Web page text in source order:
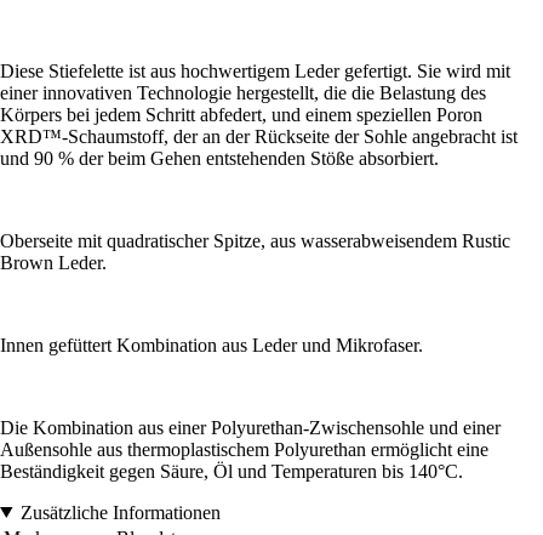
Diese Stiefelette ist aus hochwertigem Leder gefertigt. Sie wird mit
einer innovativen Technologie hergestellt, die die Belastung des
Körpers bei jedem Schritt abfedert, und einem speziellen Poron
XRD™-Schaumstoff, der an der Rückseite der Sohle angebracht ist
und 90 % der beim Gehen entstehenden Stöße absorbiert.
Oberseite mit quadratischer Spitze, aus wasserabweisendem Rustic
Brown Leder.
Innen gefüttert Kombination aus Leder und Mikrofaser.
Die Kombination aus einer Polyurethan-Zwischensohle und einer
Außensohle aus thermoplastischem Polyurethan ermöglicht eine
Beständigkeit gegen Säure, Öl und Temperaturen bis 140°C.
Zusätzliche Informationen